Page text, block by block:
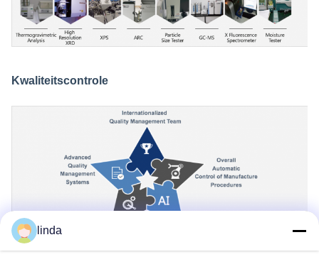
Kwaliteitscontrole
linda